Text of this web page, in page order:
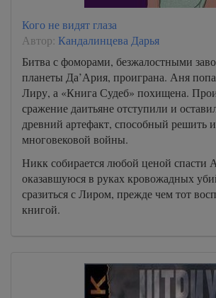
Кого не видят глаза
Автор: Кандалинцева Дарья
Битва с фоморами, безжалостными
планеты Да’Ария, проиграна. Аня
Лиру, а «Книга Судеб» похищена.
сражение даитьяне отступили и
древний артефакт, способный решить
многовековой войны.
Никк собирается любой ценой спасти
оказавшуюся в руках кровожадных
сразиться с Лиром, прежде чем тот
книгой.